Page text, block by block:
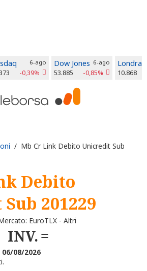
6-ago
-0,39%
Dow Jones 6-ago
53.885 -0,85%
Londra
10.868
/ Mb Cr Link Debito Unicredit Sub
Debito
201229
EuroTLX - Altri
INV.
06/08/2026